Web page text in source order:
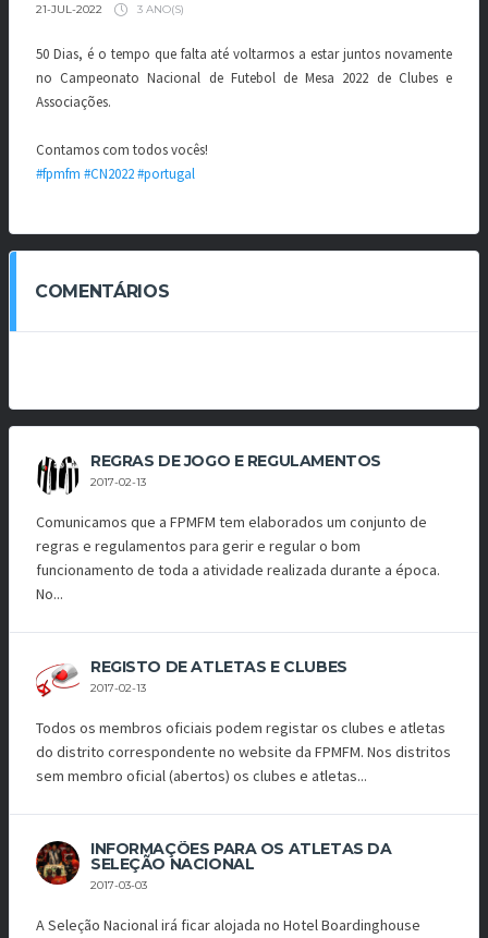
21-JUL-2022 3 ANO(S)
50 Dias, é o tempo que falta até voltarmos a estar juntos novamente
no Campeonato Nacional de Futebol de Mesa 2022 de Clubes e
Associações.
Contamos com todos vocês!
#fpmfm #CN2022#portugal
COMENTÁRIOS
REGRAS DE JOGO E REGULAMENTOS
2017-02-13
Comunicamos que a FPMFM tem elaborados um conjunto de
regras e regulamentos para gerir e regular o bom
funcionamento de toda a atividade realizada durante a época.
No...
REGISTO DE ATLETAS E CLUBES
2017-02-13
Todos os membros oficiais podem registar os clubes e atletas
do distrito correspondente no website da FPMFM. Nos distritos
sem membro oficial (abertos) os clubes e atletas...
INFORMAÇÕES PARA OS ATLETAS DA
SELEÇÃO NACIONAL
2017-03-03
A Seleção Nacional irá ficar alojada no Hotel Boardinghouse